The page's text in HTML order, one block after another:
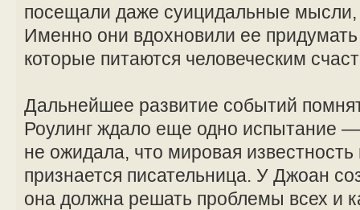
посещали даже суицидальные мысли,
Именно они вдохновили ее
которые питаются человеческим
Дальнейшее развитие событий
Роулинг ждало еще одно испытание
не ожидала, что мировая известность
признается писательница. У Джоан
она должна решать проблемы всех и